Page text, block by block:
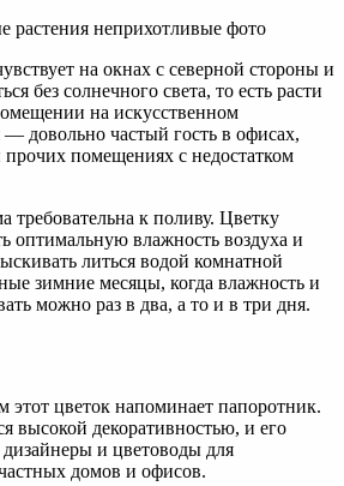
на окнах с северной стороны и
без солнечного света, то есть расти
на искусственном
довольно частый гость в офисах,
помещениях с недостатком
требовательна к поливу. Цветку
оптимальную влажность воздуха и
литься водой комнатной
зимние месяцы, когда влажность и
можно раз в два, а то и в три дня.
цветок напоминает папоротник.
высокой декоративностью, и его
дизайнеры и цветоводы для
домов и офисов.